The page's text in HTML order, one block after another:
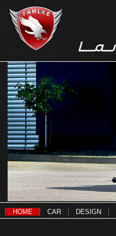
HOME CAR DESIGN